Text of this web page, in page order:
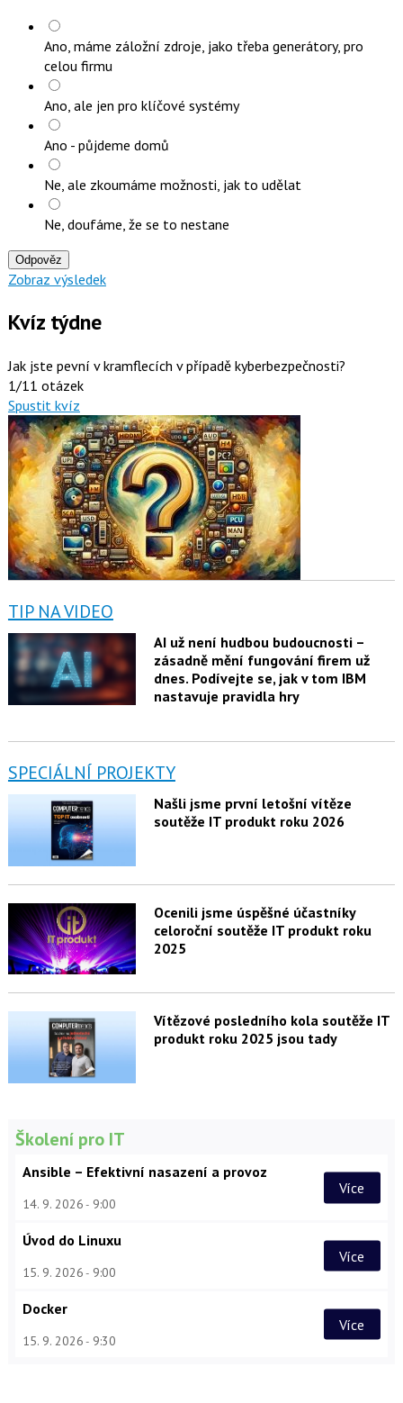
Ano, máme záložní zdroje, jako třeba generátory, pro
celou firmu
Ano, ale jen pro klíčové systémy
Ano - půjdeme domů
Ne, ale zkoumáme možnosti, jak to udělat
Ne, doufáme, že se to nestane
Odpověz
Zobraz výsledek
Kvíz týdne
Jak jste pevní v kramflecích v případě kyberbezpečnosti?
1/11 otázek
Spustit kvíz
TIP NA VIDEO
AI už není hudbou budoucnosti –
zásadně mění fungování firem už
dnes. Podívejte se, jak v tom IBM
nastavuje pravidla hry
SPECIÁLNÍ PROJEKTY
Našli jsme první letošní vítěze
soutěže IT produkt roku 2026
Ocenili jsme úspěšné účastníky
celoroční soutěže IT produkt roku
2025
Vítězové posledního kola soutěže IT
produkt roku 2025 jsou tady
Školení pro IT
Ansible – Efektivní nasazení a provoz
14. 9. 2026 9:00
Více
Úvod do Linuxu
15. 9. 2026 9:00
Více
Docker
15. 9. 2026 9:30
Více